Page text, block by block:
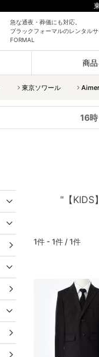
急な通夜・葬儀にも対応。
ブラックフォーマルのレンタル
FORMAL
商
東京ソワール Aimer
16
"【KIDS
1件 - 1件 /1件